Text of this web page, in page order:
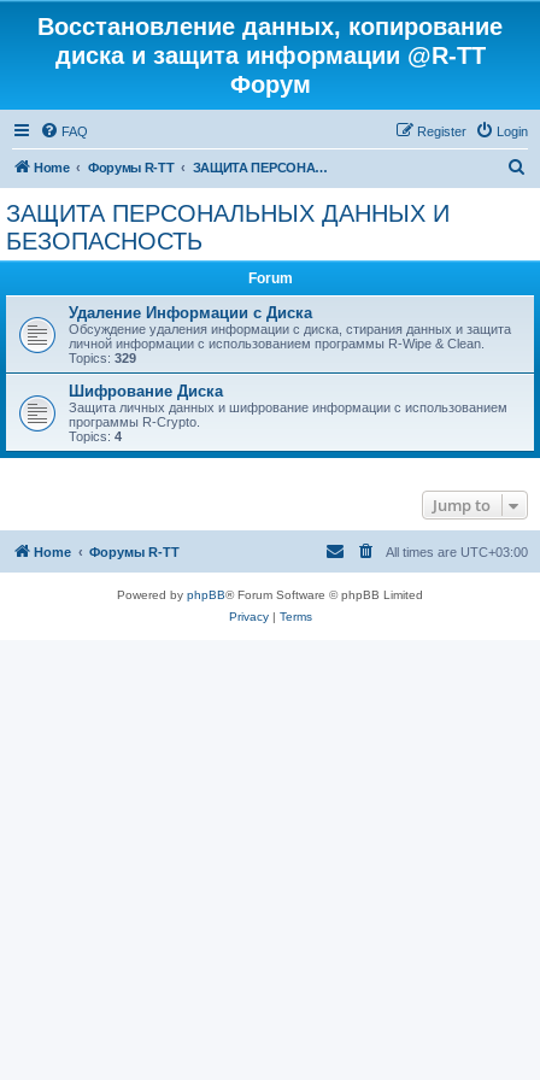
Восстановление данных, копирование
диска и защита информации @R-TT
Форум
FAQ Login
Register
Home Форумы R-TT ЗАЩИТА ПЕРСОНАЛЬНЫХ ДАННЫХ И БЕЗОПАСНОСТЬ
ЗАЩИТА ПЕРСОНАЛЬНЫХ ДАННЫХ И
БЕЗОПАСНОСТЬ
Forum
Удаление Информации с Диска
Обсуждение удаления информации с диска, стирания данных и защита
личной информации с использованием программы R-Wipe & Clean.
Topics: 329
Шифрование Диска
Защита личных данных и шифрование информации с использованием
программы R-Crypto.
Topics: 4
Jump to
Home Форумы R-TT All times are UTC+03:00
Powered by phpBB® Forum Software © phpBB Limited
Privacy| Terms